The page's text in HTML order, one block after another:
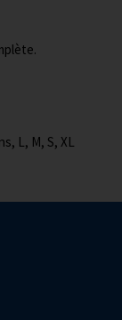
L, M, S, XL